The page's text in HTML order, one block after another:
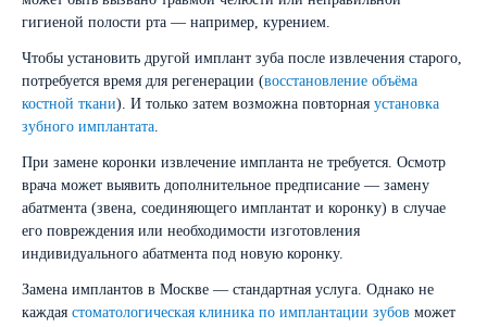
гигиеной полости рта — например, курением.
Чтобы установить другой имплант зуба после извлечения старого,
потребуется время для регенерации (восстановление объёма
костной ткани). И только затем возможна повторная установка
зубного имплантата.
При замене коронки извлечение импланта не требуется. Осмотр
врача может выявить дополнительное предписание — замену
абатмента (звена, соединяющего имплантат и коронку) в случае
его повреждения или необходимости изготовления
индивидуального абатмента под новую коронку.
Замена имплантов в Москве — стандартная услуга. Однако не
каждая стоматологическая клиника по имплантации зубов может